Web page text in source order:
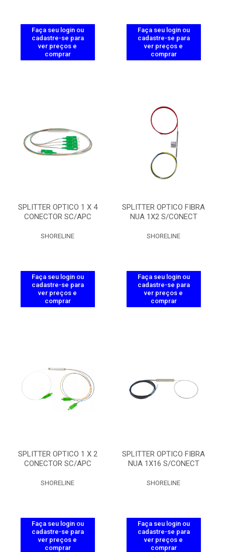
Faça seu login ou
cadastre-se para
ver preços e
comprar
Faça seu login ou
cadastre-se para
ver preços e
comprar
SPLITTER OPTICO 1 X 4
CONECTOR SC/APC
SHORELINE
Faça seu login ou
cadastre-se para
ver preços e
comprar
SPLITTER OPTICO FIBRA
NUA 1X2 S/CONECT
SHORELINE
Faça seu login ou
cadastre-se para
ver preços e
comprar
SPLITTER OPTICO 1 X 2
CONECTOR SC/APC
SHORELINE
Faça seu login ou
cadastre-se para
ver preços e
comprar
SPLITTER OPTICO FIBRA
NUA 1X16 S/CONECT
SHORELINE
Faça seu login ou
cadastre-se para
ver preços e
comprar